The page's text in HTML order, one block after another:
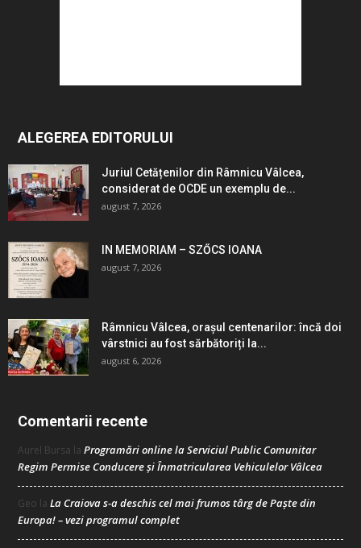
ALEGEREA EDITORULUI
Juriul Cetățenilor din Râmnicu Vâlcea,
considerat de OCDE un exemplu de...
august 7, 2026
IN MEMORIAM – SZŐCS IOANA
august 7, 2026
Râmnicu Vâlcea, orașul centenarilor: încă doi
vârstnici au fost sărbătoriți la...
august 6, 2026
Comentarii recente
Aurel Bursa la Programări online la Serviciul Public Comunitar
Regim Permise Conducere şi Înmatricularea Vehiculelor Vâlcea
Geo la La Craiova s-a deschis cel mai frumos târg de Paște din
Europa! – vezi programul complet